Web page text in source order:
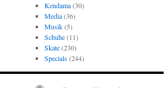
Kendama(30)
Media(36)
Musik(5)
Schuhe(11)
Skate(230)
Specials(244)